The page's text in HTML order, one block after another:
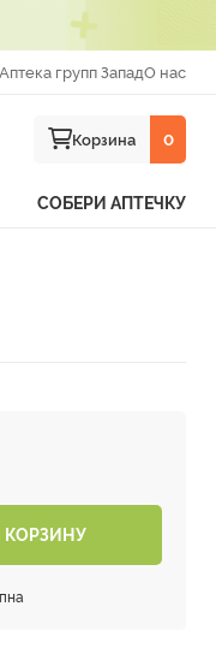
групп ЗападО нас
Корзина 0
СОБЕРИ АПТЕЧКУ
КОРЗИНУ